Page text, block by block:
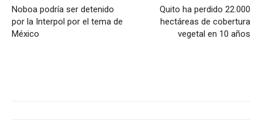
Noboa podría ser detenido
por la Interpol por el tema de
México
Quito ha perdido 22.000
hectáreas de cobertura
vegetal en 10 años